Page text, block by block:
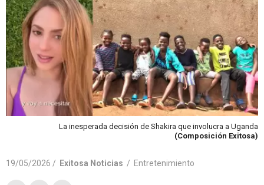
La inesperada decisión de Shakira que involucra a Uganda
(Composición Exitosa)
19/05/2026 / Exitosa Noticias / Entretenimiento